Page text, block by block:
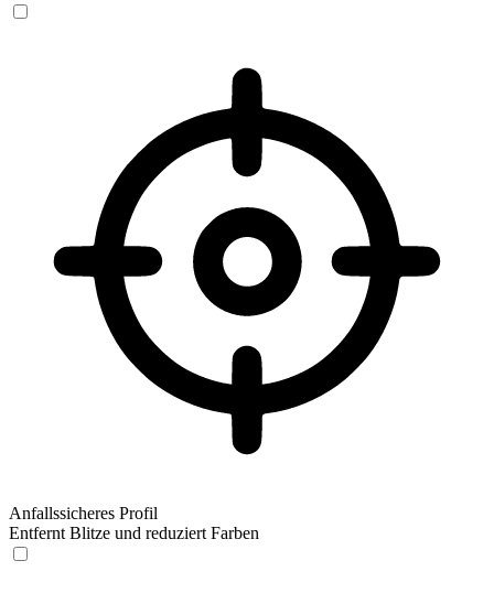
Anfallssicheres Profil
Entfernt Blitze und reduziert Farben